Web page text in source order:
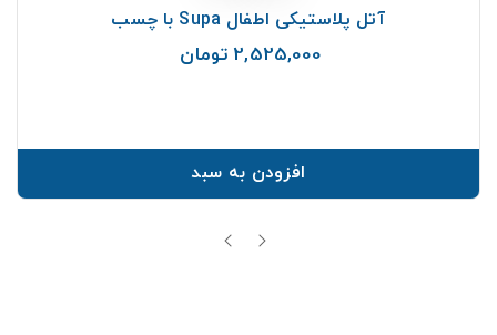
آتل پلاستیکی اطفال Supa با چسب
2,525,000 تومان
افزودن به سبد